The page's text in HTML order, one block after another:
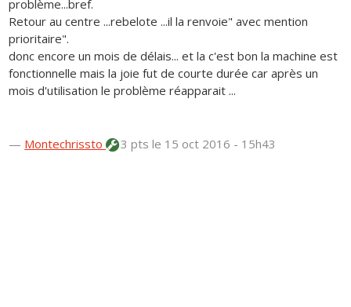
problème...bref.
Retour au centre ...rebelote ...il la renvoie" avec mention
prioritaire".
donc encore un mois de délais... et la c'est bon la machine est
fonctionnelle mais la joie fut de courte durée car après un
mois d'utilisation le problème réapparait ...
— Montechrissto 3 ptsle 15 oct 2016 - 15h43